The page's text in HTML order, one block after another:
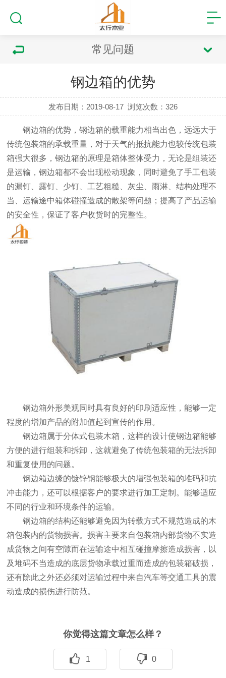
常见问题
钢边箱的优势
发布日期：2019-08-17 浏览次数：326
钢边箱的优势 ，钢边箱的载重能力相当出色，远远大于
传统包装箱的承载重量，对于天气的抵抗能力也较传统包装
箱强大很多，钢边箱的原理是箱体整体受力，无论是组装还
是运输，钢边箱都不会出现松动现象，同时避免了手工包装
的漏钉、露钉、少钉、工艺粗糙、灰尘、雨淋、结构处理不
当、运输途中箱体碰撞造成的散架等问题；提高了产品运输
的安全性，保证了客户收货时的完整性。
钢边箱外形美观同时具有良好的印刷适应性，能够一定
程度的增加产品的附加值起到宣传的作用。
钢边箱属于分体式包装木箱，这样的设计使钢边箱能够
方便的进行组装和拆卸，这就避免了传统包装箱的无法拆卸
和重复使用的问题。
钢边箱边缘的镀锌钢能够极大的增强包装箱的堆码和抗
冲击能力，还可以根据客户的要求进行加工定制。能够适应
不同的行业和环境条件的运输。
钢边箱的结构还能够避免因为转载方式不规范造成的木
箱包装内的货物损害。损害主要来自包装箱内部货物不实造
成货物之间有空隙而在运输途中相互碰撞摩擦造成损害，以
及堆码不当造成的底层货物承载过重而造成的包装箱破损，
还有除此之外还必须对运输过程中来自汽车等交通工具的震
动造成的损伤进行防范。
你觉得这篇文章怎么样？
1 0